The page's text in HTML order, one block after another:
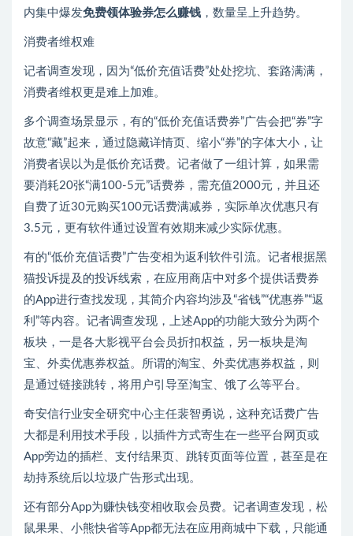
内集中爆发免费领体验券怎么赚钱 ，数量呈上升趋势。
消费者维权难
记者调查发现，因为“低价充值话费”处处挖坑、套路满满，
消费者维权更是难上加难。
多个调查场景显示，有的“低价充值话费券”广告会把“券”字
故意“藏”起来，通过隐藏详情页、缩小“券”的字体大小，让
消费者误以为是低价充话费。记者做了一组计算，如果需
要消耗20张“满100-5元”话费券，需充值2000元，并且还
自费了近30元购买100元话费满减券，实际单次优惠只有
3.5元，更有软件通过设置有效期来减少实际优惠。
有的“低价充值话费”广告变相为返利软件引流。记者根据黑
猫投诉提及的投诉线索，在应用商店中对多个提供话费券
的App进行查找发现，其简介内容均涉及“省钱”“优惠券”“返
利”等内容。记者调查发现，上述App的功能大致分为两个
板块，一是各大影视平台会员折扣权益，另一板块是淘
宝、外卖优惠券权益。所谓的淘宝、外卖优惠券权益，则
是通过链接跳转，将用户引导至淘宝、饿了么等平台。
奇安信行业安全研究中心主任裴智勇说，这种充话费广告
大都是利用技术手段，以插件方式寄生在一些平台网页或
App旁边的插栏、支付结果页、跳转页面等位置，甚至是在
劫持系统后以垃圾广告形式出现。
还有部分App为赚快钱变相收取会员费。记者调查发现，松
鼠果果、小熊快省等App都无法在应用商城中下载，只能通